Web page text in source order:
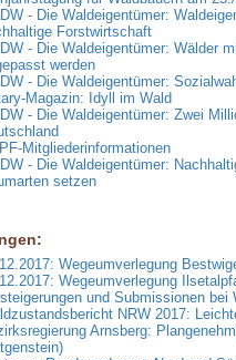
- Die Waldeigentümer:
Forstwirtschaft
- Die Waldeigentümer: Wälder
werden
- Die Waldeigentümer:
Magazin: Idyll im Wald
- Die Waldeigentümer: Zwei
Mitgliederinformationen
- Die Waldeigentümer:
setzen
Wegeumverlegung
Wegeumverlegung
und Submissionen bei
NRW 2017:
Arnsberg: